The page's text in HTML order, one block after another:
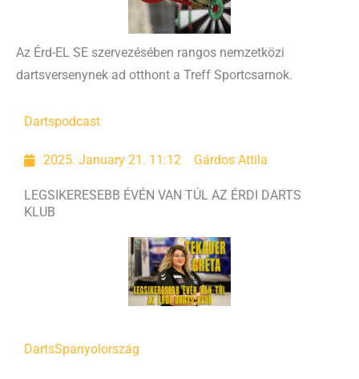
Az Érd-EL SE szervezésében rangos nemzetközi
dartsversenynek ad otthont a Treff Sportcsarnok.
Dartspodcast
2025. January 21. 11:12 Gárdos Attila
LEGSIKERESEBB ÉVÉN VAN TÚL AZ ÉRDI DARTS
KLUB
DartsSpanyolország